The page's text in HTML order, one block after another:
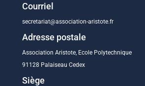
Courriel
secretariat@association-aristote.fr
Adresse postale
Association Aristote, Ecole Polytechnique
91128 Palaiseau Cedex
Siège